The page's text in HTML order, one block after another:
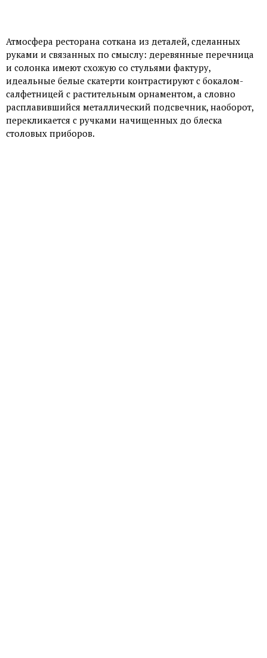
Атмосфера ресторана соткана из деталей, сделанных
руками и связанных по смыслу: деревянные перечница
и солонка имеют схожую со стульями фактуру,
идеальные белые скатерти контрастируют с бокалом-
салфетницей с растительным орнаментом, а словно
расплавившийся металлический подсвечник, наоборот,
перекликается с ручками начищенных до блеска
столовых приборов.